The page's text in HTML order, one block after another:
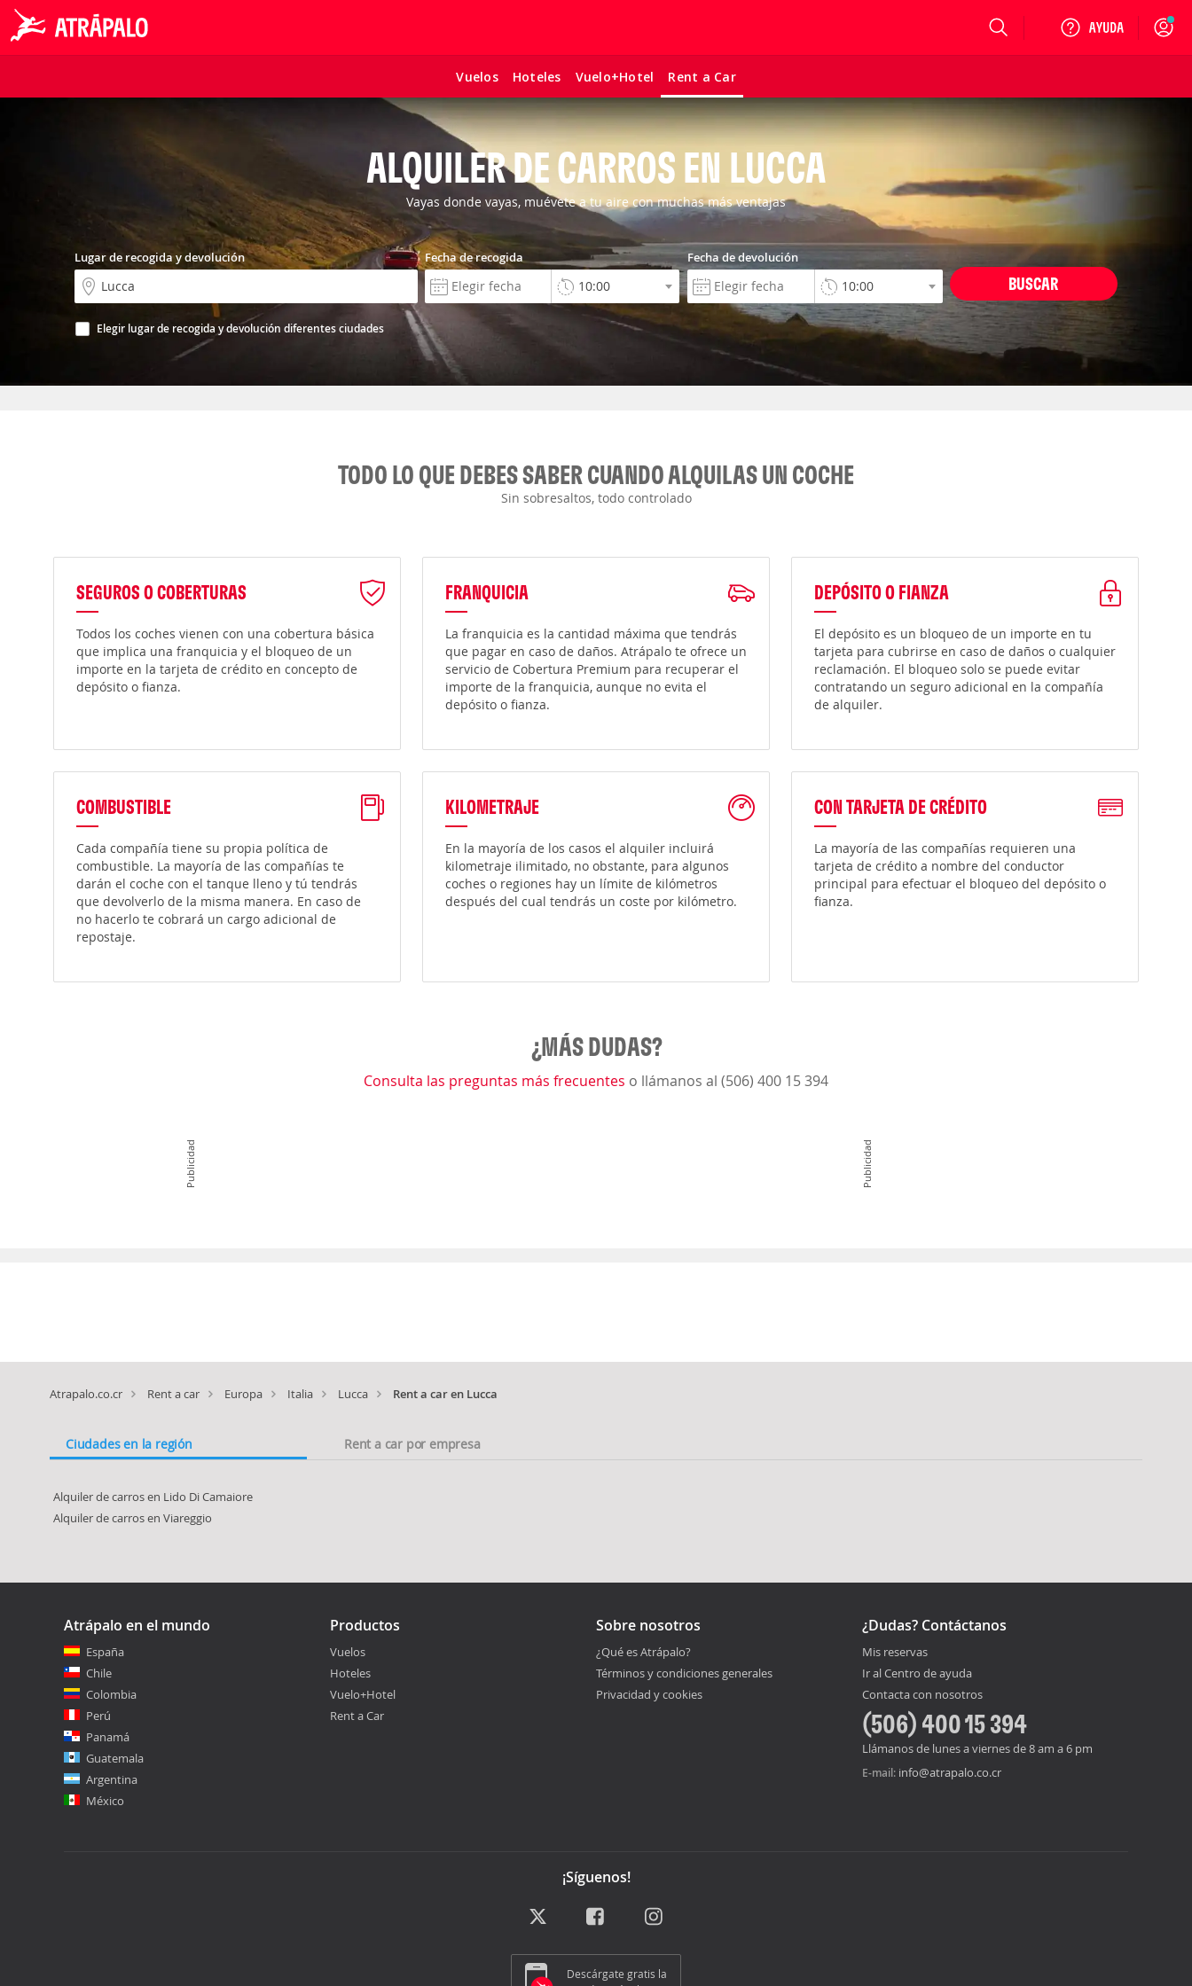
Vuelos Hoteles Vuelo+Hotel Rent a Car
Login
ALQUILER DE CARROS EN LUCCA
Vayas donde vayas, muévete a tu aire con muchas más ventajas
Lugar de recogida y devolución
Elegir lugar de recogida y devolución diferentes ciudades
Fecha de recogida Fecha de devolución
BUSCAR
TODO LO QUE DEBES SABER CUANDO ALQUILAS UN COCHE
Sin sobresaltos, todo controlado
SEGUROS O COBERTURAS
Todos los coches vienen con una cobertura básica
que implica una franquicia y el bloqueo de un
importe en la tarjeta de crédito en concepto de
depósito o fianza.
FRANQUICIA
La franquicia es la cantidad máxima que tendrás
que pagar en caso de daños. Atrápalo te ofrece un
servicio de Cobertura Premium para recuperar el
importe de la franquicia, aunque no evita el
depósito o fianza.
DEPÓSITO O FIANZA
El depósito es un bloqueo de un importe en tu
tarjeta para cubrirse en caso de daños o cualquier
reclamación. El bloqueo solo se puede evitar
contratando un seguro adicional en la compañía
de alquiler.
COMBUSTIBLE
Cada compañía tiene su propia política de
combustible. La mayoría de las compañías te
darán el coche con el tanque lleno y tú tendrás
que devolverlo de la misma manera. En caso de
no hacerlo te cobrará un cargo adicional de
repostaje.
KILOMETRAJE
En la mayoría de los casos el alquiler incluirá
kilometraje ilimitado, no obstante, para algunos
coches o regiones hay un límite de kilómetros
después del cual tendrás un coste por kilómetro.
CON TARJETA DE CRÉDITO
La mayoría de las compañías requieren una
tarjeta de crédito a nombre del conductor
principal para efectuar el bloqueo del depósito o
fianza.
¿MÁS DUDAS?
Consulta las preguntas más frecuentes o llámanos al (506) 400 15 394
Publicidad Publicidad
Atrapalo.co.cr Rent a car Europa Italia Lucca Rent a car en Lucca
Ciudades en la región Rent a car por empresa
Alquiler de carros en Lido Di Camaiore
Alquiler de carros en Viareggio
Atrápalo en el mundo
España
Chile
Colombia
Perú
Panamá
Guatemala
Argentina
México
Productos
Vuelos
Hoteles
Vuelo+Hotel
Rent a Car
Sobre nosotros
¿Qué es Atrápalo?
Términos y condiciones generales
Privacidad y cookies
¿Dudas? Contáctanos
Mis reservas
Ir al Centro de ayuda
Contacta con nosotros
(506) 400 15 394
Llámanos de lunes a viernes de 8 am a 6 pm
E-mail: info@atrapalo.co.cr
¡Síguenos!
Descárgate gratis la